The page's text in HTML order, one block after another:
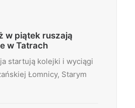
w piątek ruszają
w Tatrach
startują kolejki i wyciągi
Łomnicy, Starym